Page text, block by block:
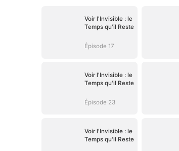
Voir l'Invisible : le
Temps qu'il Reste
Épisode 17
Voir l'Invisible : le
Temps qu'il Reste
Épisode 23
Voir l'Invisible : le
Temps qu'il Reste